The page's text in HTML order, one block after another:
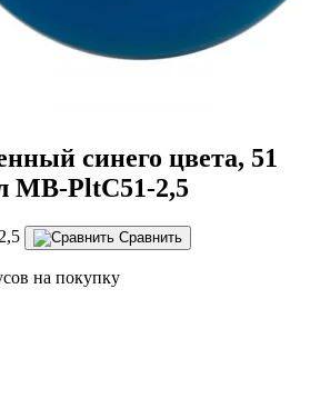
синего цвета, 51
PltC51-2,5
Сравнить
на покупку